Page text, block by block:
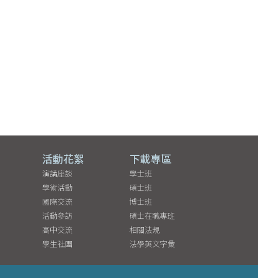
活動花絮
演講座談
學術活動
國際交流
活動參訪
高中交流
學生社團
下載專區
學士班
碩士班
博士班
碩士在職專班
相關法規
法學英文字彙